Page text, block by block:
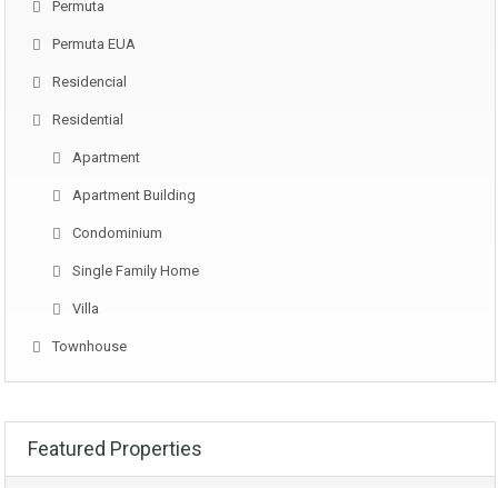
Permuta
Permuta EUA
Residencial
Residential
Apartment
Apartment Building
Condominium
Single Family Home
Villa
Townhouse
Featured Properties